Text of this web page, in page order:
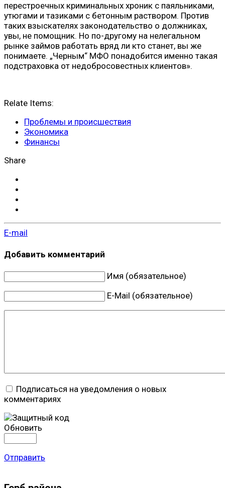
перестроечных криминальных хроник с паяльниками,
утюгами и тазиками с бетонным раствором. Против
таких взыскателях законодательство о должниках,
увы, не помощник. Но по-другому на нелегальном
рынке займов работать вряд ли кто станет, вы же
понимаете. „Черным“ МФО понадобится именно такая
подстраховка от недобросовестных клиентов».
Relate Items:
Проблемы и происшествия
Экономика
Финансы
Share
E-mail
Добавить комментарий
Имя (обязательное)
E-Mail (обязательное)
Подписаться на уведомления о новых
комментариях
Обновить
Отправить